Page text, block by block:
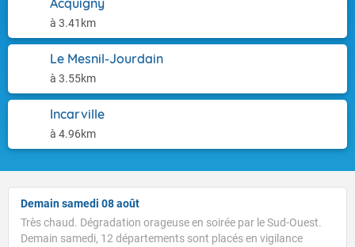
Acquigny
à 3.41km
Le Mesnil-Jourdain
à 3.55km
Incarville
à 4.96km
Demain samedi 08 août
Très chaud. Dégradation orageuse en soirée par le Sud-Ouest.
Demain samedi, 12 départements sont placés en vigilance